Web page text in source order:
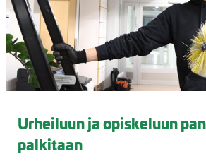
Urheiluun ja opiskeluun
palkitaan